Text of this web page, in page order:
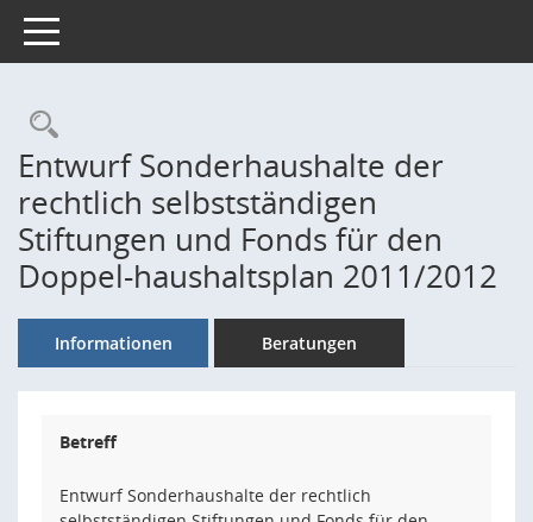
Toggle navigation
Rechercheauswahl
Entwurf Sonderhaushalte der
rechtlich selbstständigen
Stiftungen und Fonds für den
Doppel-haushaltsplan 2011/2012
Informationen Beratungen
Betreff
Entwurf Sonderhaushalte der rechtlich